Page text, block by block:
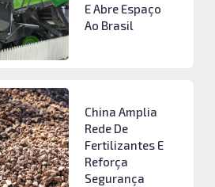
E Abre Espaço
Ao Brasil
China Amplia
Rede De
Fertilizantes E
Reforça
Segurança